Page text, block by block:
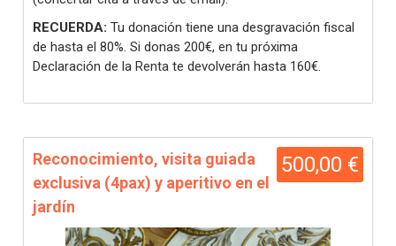
RECUERDA: Tu donación tiene una desgravación fiscal
de hasta el 80%. Si donas 200€, en tu próxima
Declaración de la Renta te devolverán hasta 160€.
500,00 €
Reconocimiento, visita guiada
exclusiva (4pax) y aperitivo en el
jardín